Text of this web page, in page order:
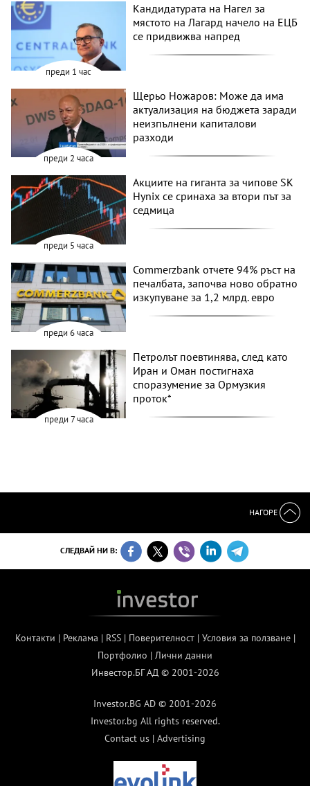
преди 1 час
Кандидатурата на Нагел за
мястото на Лагард начело на ЕЦБ
се придвижва напред
преди 2 часа
Щерьо Ножаров: Може да има
актуализация на бюджета заради
неизпълнени капиталови
разходи
преди 5 часа
Акциите на гиганта за чипове SK
Hynix се сринаха за втори път за
седмица
преди 6 часа
Commerzbank отчете 94% ръст на
печалбата, започва ново обратно
изкупуване за 1,2 млрд. евро
преди 7 часа
Петролът поевтинява, след като
Иран и Оман постигнаха
споразумение за Ормузкия
проток*
НАГОРЕ
СЛЕДВАЙ НИ В:
Контакти | Реклама | RSS| Поверителност| Условия за ползване|
Портфолио | Лични данни
Инвестор.БГ АД © 2001-2026
Investor.BG AD © 2001-2026
Investor.bg All rights reserved.
Contact us | Advertising